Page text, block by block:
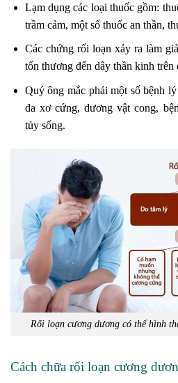
Lạm dụng các loại thuốc gồm:
trầm cảm, một số thuốc an thần,
Các chứng rối loạn xảy ra làm
tổn thương đến dây thần kinh
Quý ông mắc phải một số bệnh
đa xơ cứng, dương vật cong,
tủy sống.
Rối loạn cương dương có thể hình
Cách chữa rối loạn cương